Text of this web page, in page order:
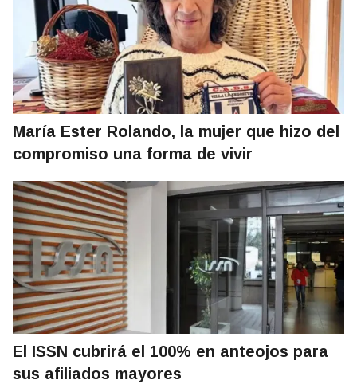
María Ester Rolando, la mujer que hizo del
compromiso una forma de vivir
El ISSN cubrirá el 100% en anteojos para
sus afiliados mayores